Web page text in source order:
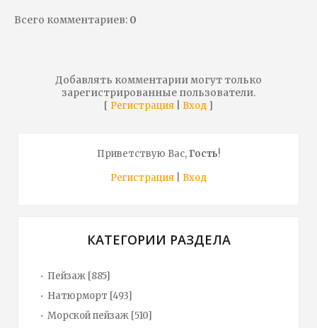
Всего комментариев: 0
Добавлять комментарии могут только
зарегистрированные пользователи.
[ Регистрация Вход ]
Приветствую Вас,Гость!
Регистрация
Вход
КАТЕГОРИИ РАЗДЕЛА
Пейзаж [885]
Натюрморт [493]
Морской пейзаж [510]